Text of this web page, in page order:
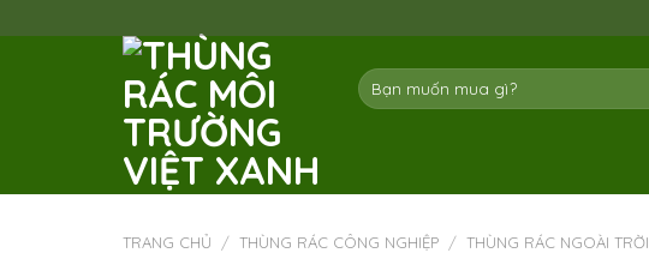
to
Tìm
kiếm:
TRANG CHỦ / THÙNG RÁC CÔNG NGHIỆP / THÙNG RÁC NGOÀI TRỜI